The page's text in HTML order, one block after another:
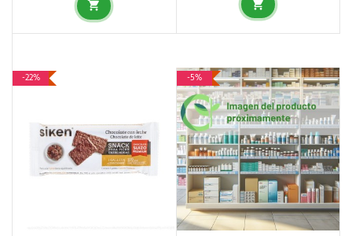
-22% -5%